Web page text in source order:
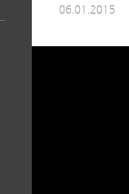
06.01.2015